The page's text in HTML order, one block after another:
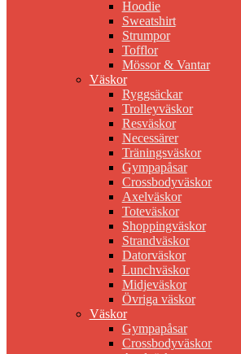
Hoodie
Sweatshirt
Strumpor
Tofflor
Mössor & Vantar
Väskor
Ryggsäckar
Trolleyväskor
Resväskor
Necessärer
Träningsväskor
Gympapåsar
Crossbodyväskor
Axelväskor
Toteväskor
Shoppingväskor
Strandväskor
Datorväskor
Lunchväskor
Midjeväskor
Övriga väskor
Väskor
Gympapåsar
Crossbodyväskor